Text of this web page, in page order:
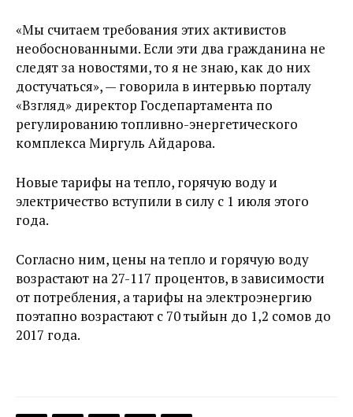
«Мы считаем требования этих активистов
необоснованными. Если эти два гражданина не
следят за новостями, то я не знаю, как до них
достучаться», — говорила в интервью порталу
«Взгляд» директор Госдепартамента по
регулированию топливно-энергетического
комплекса Миргуль Айдарова.
Новые тарифы на тепло, горячую воду и
электричество вступили в силу с 1 июля этого
года.
Согласно ним, цены на тепло и горячую воду
возрастают на 27-117 процентов, в зависимости
от потребления, а тарифы на электроэнергию
поэтапно возрастают с 70 тыйын до 1,2 сомов до
2017 года.